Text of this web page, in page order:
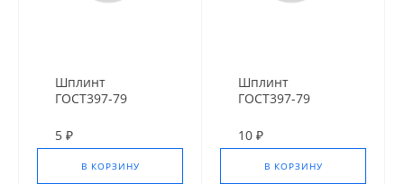
Шплинт
ГОСТ397-79
5 ₽
В КОРЗИНУ
Шплинт
ГОСТ397-79
10 ₽
В КОРЗИНУ